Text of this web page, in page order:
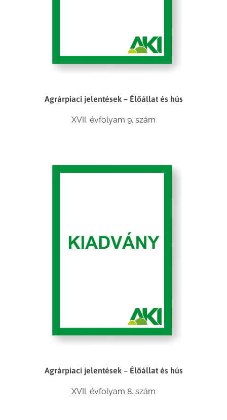
Agrárpiaci jelentések – Élőállat és hús
XVII. évfolyam 9. szám
Agrárpiaci jelentések – Élőállat és hús
XVII. évfolyam 8. szám